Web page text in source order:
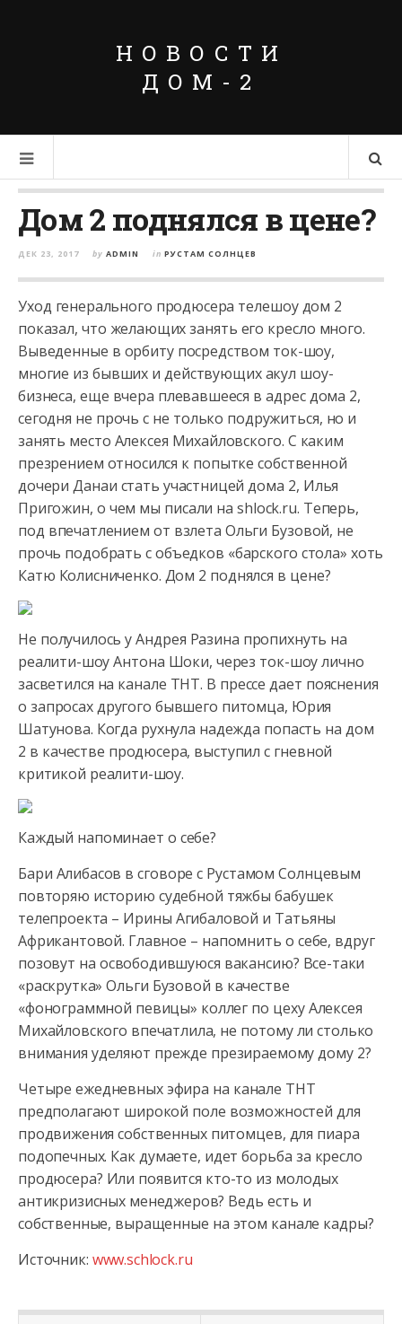
НОВОСТИ
ДОМ-2
Дом 2 поднялся в цене?
ДЕК 23, 2017 by ADMIN in РУСТАМ СОЛНЦЕВ
Уход генерального продюсера телешоу дом 2
показал, что желающих занять его кресло много.
Выведенные в орбиту посредством ток-шоу,
многие из бывших и действующих акул шоу-
бизнеса, еще вчера плевавшееся в адрес дома 2,
сегодня не прочь с не только подружиться, но и
занять место Алексея Михайловского. С каким
презрением относился к попытке собственной
дочери Данаи стать участницей дома 2, Илья
Пригожин, о чем мы писали на shlock.ru. Теперь,
под впечатлением от взлета Ольги Бузовой, не
прочь подобрать с объедков «барского стола» хоть
Катю Колисниченко. Дом 2 поднялся в цене?
Не получилось у Андрея Разина пропихнуть на
реалити-шоу Антона Шоки, через ток-шоу лично
засветился на канале ТНТ. В прессе дает пояснения
о запросах другого бывшего питомца, Юрия
Шатунова. Когда рухнула надежда попасть на дом
2 в качестве продюсера, выступил с гневной
критикой реалити-шоу.
Каждый напоминает о себе?
Бари Алибасов в сговоре с Рустамом Солнцевым
повторяю историю судебной тяжбы бабушек
телепроекта – Ирины Агибаловой и Татьяны
Африкантовой. Главное – напомнить о себе, вдруг
позовут на освободившуюся вакансию? Все-таки
«раскрутка» Ольги Бузовой в качестве
«фонограммной певицы» коллег по цеху Алексея
Михайловского впечатлила, не потому ли столько
внимания уделяют прежде презираемому дому 2?
Четыре ежедневных эфира на канале ТНТ
предполагают широкой поле возможностей для
продвижения собственных питомцев, для пиара
подопечных. Как думаете, идет борьба за кресло
продюсера? Или появится кто-то из молодых
антикризисных менеджеров? Ведь есть и
собственные, выращенные на этом канале кадры?
Источник: www.schlock.ru